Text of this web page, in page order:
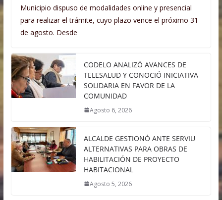
Municipio dispuso de modalidades online y presencial
para realizar el trámite, cuyo plazo vence el próximo 31
de agosto. Desde
CODELO ANALIZÓ AVANCES DE
TELESALUD Y CONOCIÓ INICIATIVA
SOLIDARIA EN FAVOR DE LA
COMUNIDAD
Agosto 6, 2026
ALCALDE GESTIONÓ ANTE SERVIU
ALTERNATIVAS PARA OBRAS DE
HABILITACIÓN DE PROYECTO
HABITACIONAL
Agosto 5, 2026